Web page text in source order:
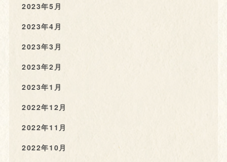
2023年5月
2023年4月
2023年3月
2023年2月
2023年1月
2022年12月
2022年11月
2022年10月